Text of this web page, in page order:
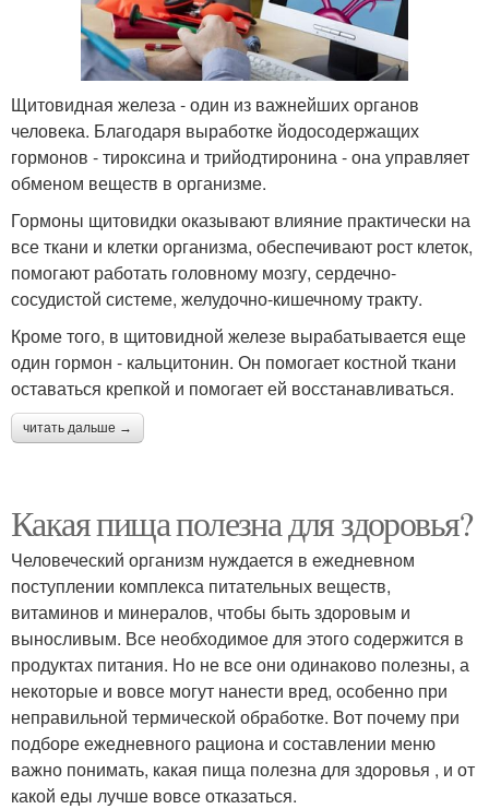
Щитовидная железа - один из важнейших органов
человека. Благодаря выработке йодосодержащих
гормонов - тироксина и трийодтиронина - она управляет
обменом веществ в организме.
Гормоны щитовидки оказывают влияние практически на
все ткани и клетки организма, обеспечивают рост клеток,
помогают работать головному мозгу, сердечно-
сосудистой системе, желудочно-кишечному тракту.
Кроме того, в щитовидной железе вырабатывается еще
один гормон - кальцитонин. Он помогает костной ткани
оставаться крепкой и помогает ей восстанавливаться.
читать дальше →
Какая пища полезна для здоровья?
Человеческий организм нуждается в ежедневном
поступлении комплекса питательных веществ,
витаминов и минералов, чтобы быть здоровым и
выносливым. Все необходимое для этого содержится в
продуктах питания. Но не все они одинаково полезны, а
некоторые и вовсе могут нанести вред, особенно при
неправильной термической обработке. Вот почему при
подборе ежедневного рациона и составлении меню
важно понимать, какая пища полезна для здоровья , и от
какой еды лучше вовсе отказаться.